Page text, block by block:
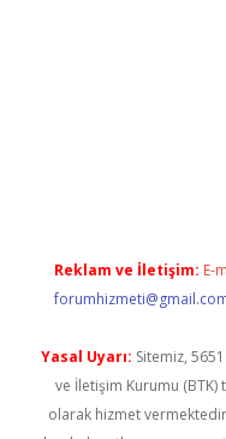
Reklam ve İletişim: E-
Yasal Uyarı: Sitemiz,
ve İletişim Kurumu (BTK)
olarak hizmet